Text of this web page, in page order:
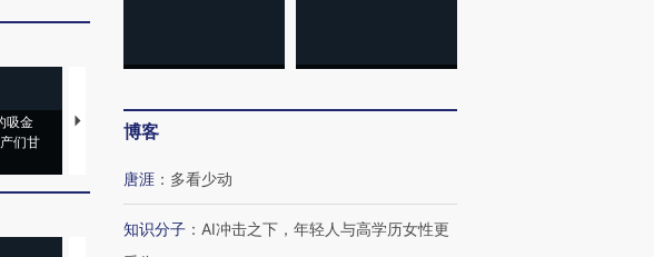
吸金
们甘
马航飞行员跨国走私7万
粒摇头丸 尿检体内含3种
博客
唐涯 ： 多看少动
知识分子 ： AI冲击之下，年轻人与高学历女性更